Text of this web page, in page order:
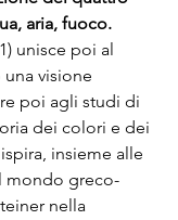
aria, fuoco.
unisce poi al
visione
poi agli studi di
dei colori e dei
insieme alle
mondo greco-
nella